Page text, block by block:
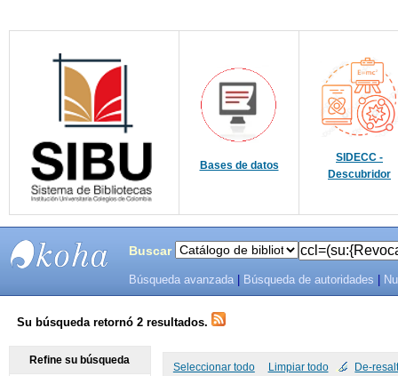
Bases de datos
SIDECC -
Descubridor
SISTEMAS
DE
Buscar
Búsqueda avanzada Búsqueda de autoridades
Su búsqueda retornó 2 resultados.
Seleccionar todo Limpiar todo De-
Refine su búsqueda